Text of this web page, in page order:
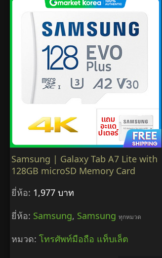
Samsung | Galaxy Tab A7 Lite with
128GB microSD Memory Card
ยี่ห้อ: 1,977 บาท
ยี่ห้อ: Samsung, Samsung ทุกหมวด
หมวด: โทรศัพท์มือถือ แท็บเล็ต